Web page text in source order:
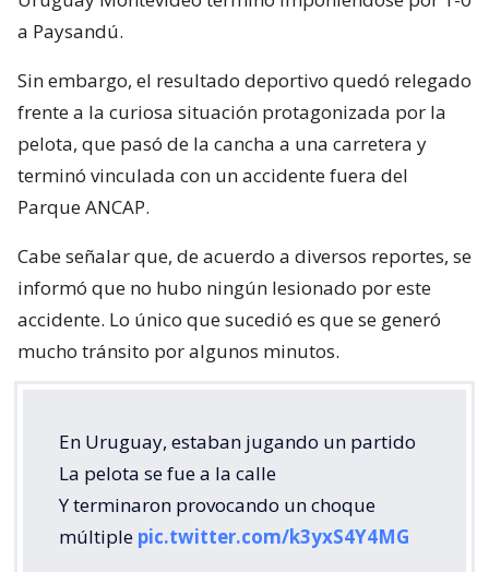
a Paysandú.
Sin embargo, el resultado deportivo quedó relegado
frente a la curiosa situación protagonizada por la
pelota, que pasó de la cancha a una carretera y
terminó vinculada con un accidente fuera del
Parque ANCAP.
Cabe señalar que, de acuerdo a diversos reportes, se
informó que no hubo ningún lesionado por este
accidente. Lo único que sucedió es que se generó
mucho tránsito por algunos minutos.
En Uruguay, estaban jugando un partido
La pelota se fue a la calle
Y terminaron provocando un choque
múltiple pic.twitter.com/k3yxS4Y4MG